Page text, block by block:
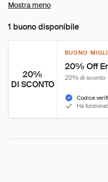
Mostra meno
1 buono disponibile
20%
DI SCONTO
BUONO
20% Off
20% di sconto
Codice
Ha